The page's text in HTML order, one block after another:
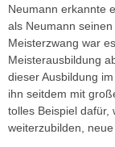
Neumann erkannte
als Neumann
Meisterzwang war
Meisterausbildung
dieser Ausbildung
ihn seitdem mit
tolles Beispiel dafür,
weiterzubilden,